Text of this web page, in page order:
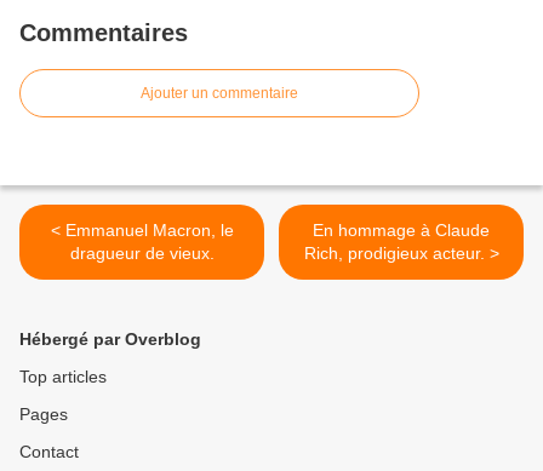
Commentaires
Ajouter un commentaire
< Emmanuel Macron, le
dragueur de vieux.
En hommage à Claude
Rich, prodigieux acteur. >
Hébergé par Overblog
Top articles
Pages
Contact